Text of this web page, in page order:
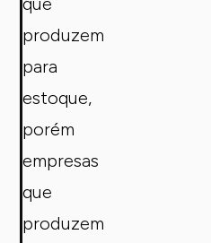
produzem
para
estoque,
porém
empresas
que
produzem